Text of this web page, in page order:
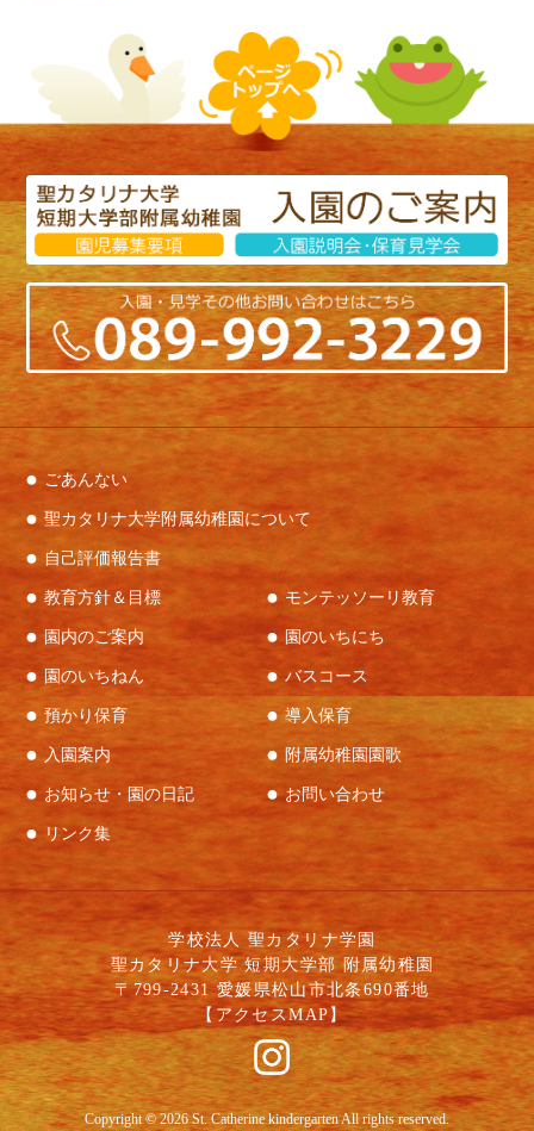
ごあんない
聖カタリナ大学附属幼稚園について
自己評価報告書
教育方針＆目標 モンテッソーリ教育
園内のご案内 園のいちにち
園のいちねん バスコース
預かり保育 導入保育
入園案内 附属幼稚園園歌
お知らせ・園の日記 お問い合わせ
リンク集
学校法人 聖カタリナ学園
聖カタリナ大学 短期大学部 附属幼稚園
〒799-2431 愛媛県松山市北条690番地
【アクセスMAP 】
Copyright © 2026 St. Catherine kindergarten All rights reserved.